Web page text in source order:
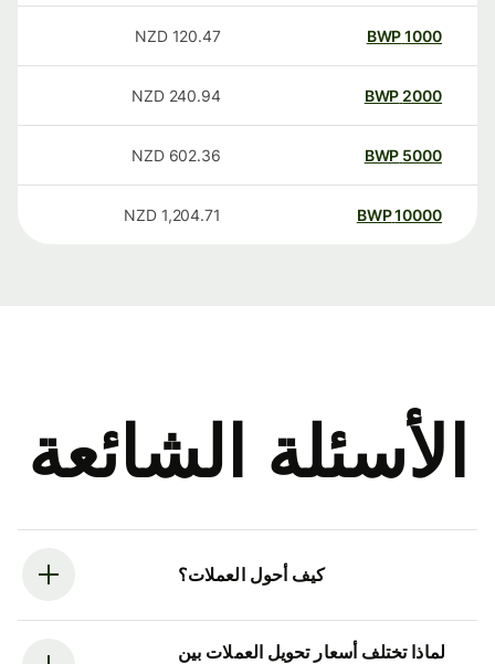
1000
BWP
120.47
NZD
2000
BWP
240.94
NZD
5000
BWP
602.36
NZD
10000
BWP
1,204.71
NZD
الأسئلة الشائعة
كيف أحول العملات؟
لماذا تختلف أسعار تحويل العملات بين